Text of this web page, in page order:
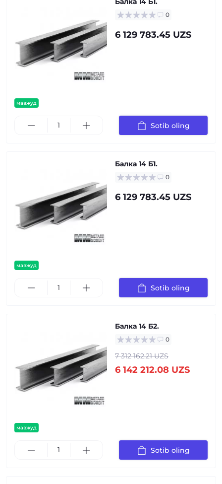
мавжуд
0
6 129 783.45 UZS
Sotib oling
мавжуд
Балка 14 Б1.
0
6 129 783.45 UZS
Sotib oling
мавжуд
Балка 14 Б2.
0
7 312 162.21 UZS
6 142 212.08 UZS
Sotib oling